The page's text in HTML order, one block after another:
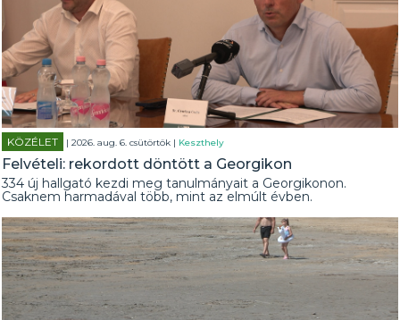
KÖZÉLET | 2026. aug. 6. csütörtök | Keszthely
Felvételi: rekordott döntött a Georgikon
334 új hallgató kezdi meg tanulmányait a Georgikonon.
Csaknem harmadával több, mint az elmúlt évben.